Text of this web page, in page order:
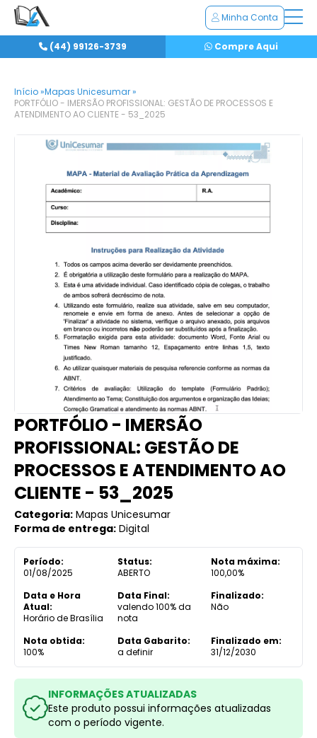
Minha Conta
(44) 99126-3739 Compre Aqui
Início »Mapas Unicesumar »
PORTFÓLIO - IMERSÃO PROFISSIONAL: GESTÃO DE PROCESSOS E
ATENDIMENTO AO CLIENTE - 53_2025
PORTFÓLIO - IMERSÃO
PROFISSIONAL: GESTÃO DE
PROCESSOS E ATENDIMENTO AO
CLIENTE - 53_2025
Categoria: Mapas Unicesumar
Forma de entrega: Digital
Período:
01/08/2025
Status:
ABERTO
Nota máxima:
100,00%
Data e Hora
Atual:
Horário de Brasília
Data Final:
valendo 100% da
nota
Finalizado:
Não
Nota obtida:
100%
Data Gabarito:
a definir
Finalizado em:
31/12/2030
INFORMAÇÕES ATUALIZADAS
Este produto possui informações atualizadas
com o período vigente.